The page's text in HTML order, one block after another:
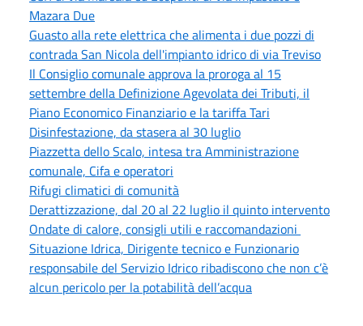
Mazara Due
Guasto alla rete elettrica che alimenta i due pozzi di
contrada San Nicola dell'impianto idrico di via Treviso
Il Consiglio comunale approva la proroga al 15
settembre della Definizione Agevolata dei Tributi, il
Piano Economico Finanziario e la tariffa Tari
Disinfestazione, da stasera al 30 luglio
Piazzetta dello Scalo, intesa tra Amministrazione
comunale, Cifa e operatori
Rifugi climatici di comunità
Derattizzazione, dal 20 al 22 luglio il quinto intervento
Ondate di calore, consigli utili e raccomandazioni
Situazione Idrica, Dirigente tecnico e Funzionario
responsabile del Servizio Idrico ribadiscono che non c’è
alcun pericolo per la potabilità dell’acqua